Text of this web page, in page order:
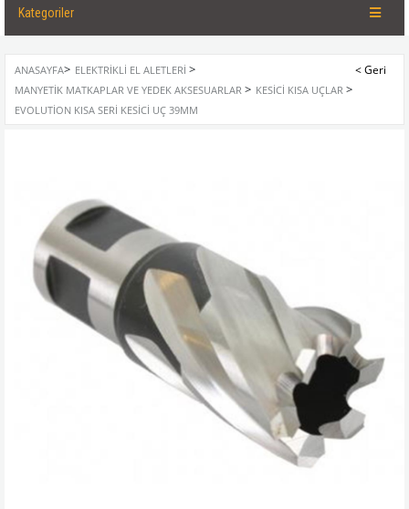
Kategoriler
ANASAYFA> ELEKTRIKLI EL ALETLERI >
MANYETIK MATKAPLAR VE YEDEK AKSESUARLAR > KESICI KISA UÇLAR >
EVOLUTION KISA SERI KESICI UÇ 39MM